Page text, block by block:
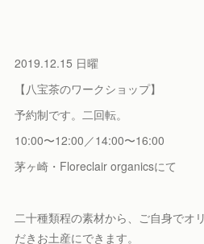
2019.12.15 日曜
【八宝茶のワークショップ】
予約制です。二回転。
10:00〜12:00／14:00〜16:00
茅ヶ崎・Floreclair organicsにて
二十種類程の素材から、ご自身でオ
だきお土産にできます。